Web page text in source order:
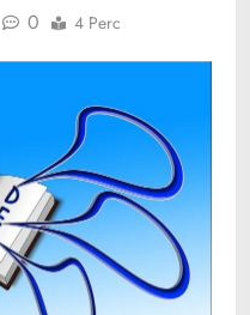
0 4 Perc